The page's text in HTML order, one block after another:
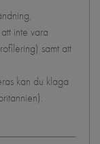
inte vara
samt att
kan du klaga